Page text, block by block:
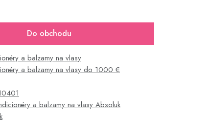
Do obchodu
a balzamy na vlasy
a balzamy na vlasy do 1000 €
a balzamy na vlasy Absoluk